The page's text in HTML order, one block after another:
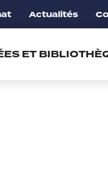
Actualités
ET